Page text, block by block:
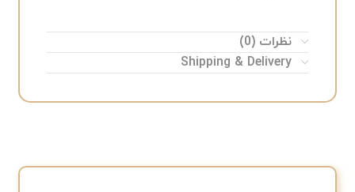
نظرات (0)
Shipping & Delivery